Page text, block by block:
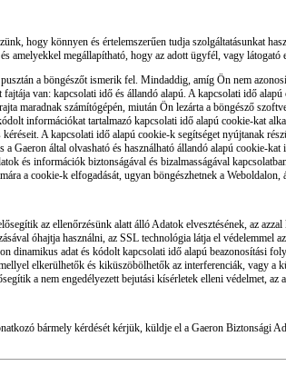
hogy könnyen és értelemszerűen tudja szolgáltatásunkat
amelyekkel megállapítható, hogy az adott ügyfél, vagy látogató
a böngészőt ismerik fel. Mindaddig, amíg Ön nem
van: kapcsolati idő és állandó alapú. A kapcsolati idő
maradnak számítógépén, miután Ön lezárta a böngésző
információkat tartalmazó kapcsolati idő alapú cookie-kat
A kapcsolati idő alapú cookie-k segítséget nyújtanak
a Gaeron által olvasható és használható állandó alapú
és információk biztonságával és bizalmasságával
a cookie-k elfogadását, ugyan böngészhetnek a
az ellenőrzésünk alatt álló Adatok elvesztésének, az
óhajtja használni, az SSL technológia látja el
dinamikus adat és kódolt kapcsolati idő alapú
elkerülhetők és kiküszöbölhetők az interferenciák, vagy
a nem engedélyezett bejutási kísérletek elleni védelmet,
bármely kérdését kérjük, küldje el a Gaeron Biztonsági